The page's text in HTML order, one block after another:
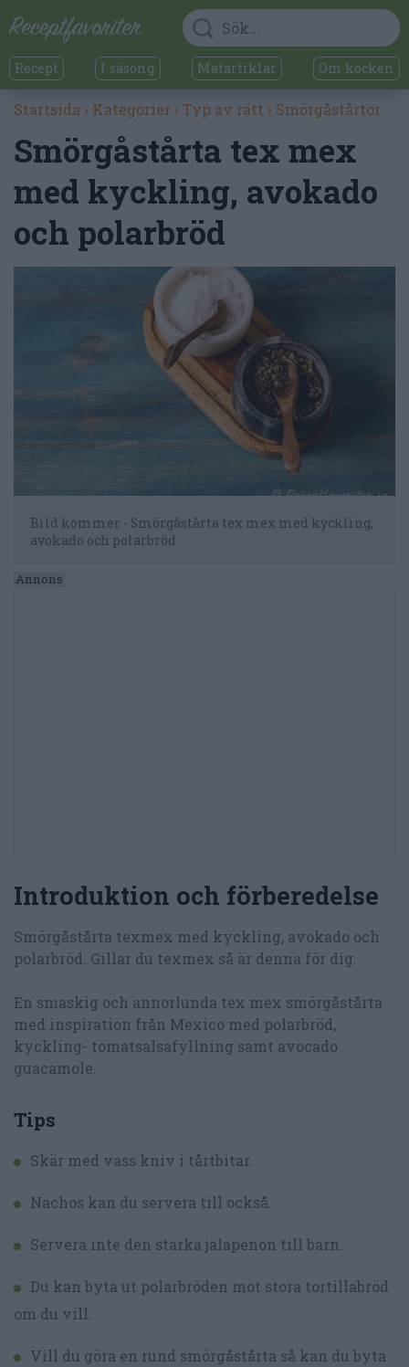
Recept I säsong Matartiklar Om kocken
Startsida › Kategorier › Typ av rätt › Smörgåstårtor
Smörgåstårta tex mex
med kyckling, avokado
och polarbröd
Bild kommer - Smörgåstårta tex mex med kyckling,
avokado och polarbröd
Introduktion och förberedelse
Smörgåstårta texmex med kyckling, avokado och
polarbröd. Gillar du texmex så är denna för dig.
En smaskig och annorlunda tex mex smörgåstårta
med inspiration från Mexico med polarbröd,
kyckling- tomatsalsafyllning samt avocado
guacamole.
Tips
Skär med vass kniv i tårtbitar.
Nachos kan du servera till också.
Servera inte den starka jalapenon till barn.
Du kan byta ut polarbröden mot stora tortillabröd
om du vill.
Vill du göra en rund smörgåstårta så kan du byta